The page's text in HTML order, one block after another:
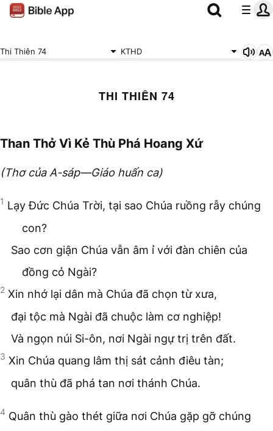
Thi Thiên 74 KTHD
THI THIÊN 74
Than Thở Vì Kẻ Thù Phá Hoang Xứ
(Thơ của A-sáp—Giáo huấn ca)
1 Lạy Đức Chúa Trời, tại sao Chúa ruồng rẫy chúng
con?
Sao cơn giận Chúa vẫn âm ỉ với đàn chiên của
đồng cỏ Ngài?
2 Xin nhớ lại dân mà Chúa đã chọn từ xưa,
đại tộc mà Ngài đã chuộc làm cơ nghiệp!
Và ngọn núi Si-ôn, nơi Ngài ngự trị trên đất.
3 Xin Chúa quang lâm thị sát cảnh điêu tàn;
quân thù đã phá tan nơi thánh Chúa.
4 Quân thù gào thét giữa nơi Chúa gặp gỡ chúng